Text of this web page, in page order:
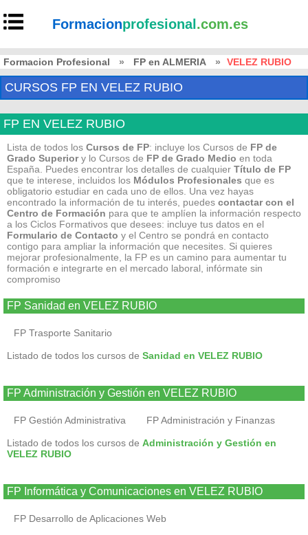
Formacionprofesional .com.es
Formacion Profesional » FP en ALMERIA » VELEZ RUBIO
CURSOS FP EN VELEZ RUBIO
FP EN VELEZ RUBIO
Lista de todos los Cursos de FP: incluye los Cursos de FP de
Grado Superiory lo Cursos de FP de Grado Medio en toda
España. Puedes encontrar los detalles de cualquier Título de FP
que te interese, incluidos los Módulos Profesionales que es
obligatorio estudiar en cada uno de ellos. Una vez hayas
encontrado la información de tu interés, puedes contactar con el
Centro de Formación para que te amplíen la información respecto
a los Ciclos Formativos que desees: incluye tus datos en el
Formulario de Contacto y el Centro se pondrá en contacto
contigo para ampliar la información que necesites. Si quieres
mejorar profesionalmente, la FP es un camino para aumentar tu
formación e integrarte en el mercado laboral, infórmate sin
compromiso
FP Sanidad en VELEZ RUBIO
FP Trasporte Sanitario
Listado de todos los cursos de Sanidad en VELEZ RUBIO
FP Administración y Gestión en VELEZ RUBIO
FP Gestión Administrativa FP Administración y Finanzas
Listado de todos los cursos de Administración y Gestión en
VELEZ RUBIO
FP Informática y Comunicaciones en VELEZ RUBIO
FP Desarrollo de Aplicaciones Web